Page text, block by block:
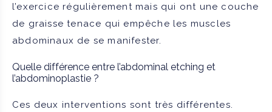
l’exercice régulièrement mais qui ont une couche
de graisse tenace qui empêche les muscles
abdominaux de se manifester.
Quelle différence entre l’abdominal etching et
l’abdominoplastie ?
Ces deux interventions sont très différentes.